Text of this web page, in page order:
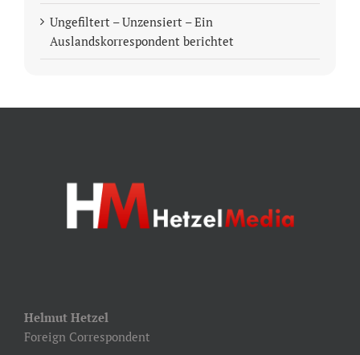
Ungefiltert – Unzensiert – Ein
Auslandskorrespondent berichtet
Helmut Hetzel
Foreign Correspondent